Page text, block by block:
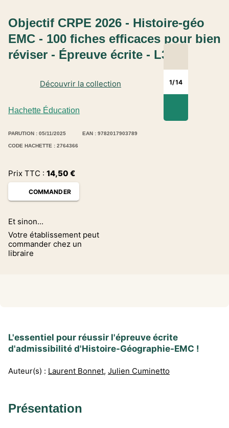
1/14
Hachette Éducation
Découvrir la collection
Objectif CRPE 2026 - Histoire-géo
EMC - 100 fiches efficaces pour bien
réviser - Épreuve écrite - L3
PARUTION : 05/11/2025 EAN : 9782017903789
CODE HACHETTE : 2764366
Prix TTC : 14,50 €
COMMANDER
Et sinon...
Votre établissement peut
commander chez un
libraire
L'essentiel pour réussir l'épreuve écrite
d'admissibilité d'Histoire-Géographie-EMC !
Auteur(s) : Laurent Bonnet, Julien Cuminetto
Présentation